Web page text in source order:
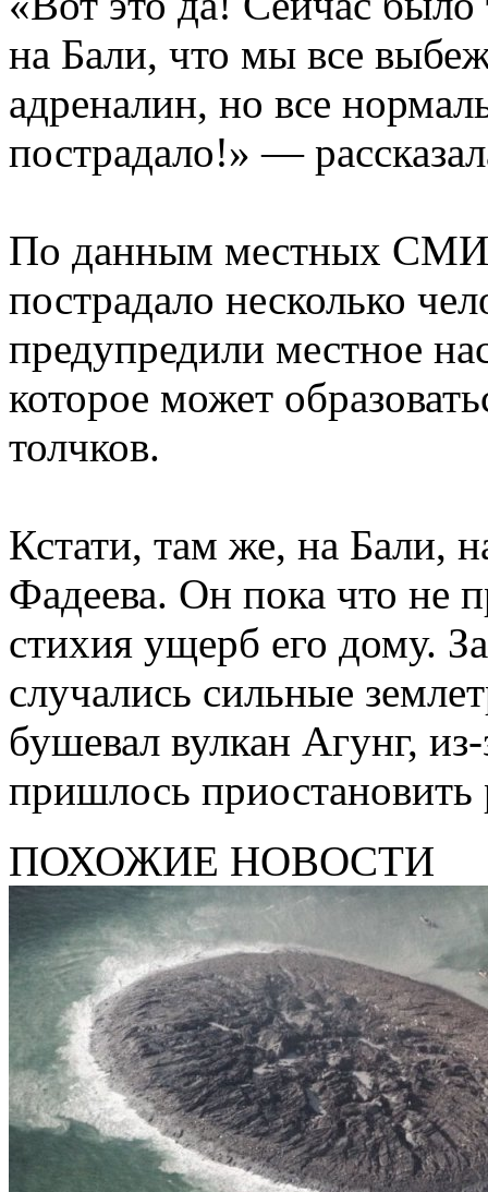
на Бали, что мы все
адреналин, но все
пострадало!» —
По данным местных СМИ,
пострадало несколько
предупредили местное
которое может
толчков.
Кстати, там же, на Бали,
Фадеева. Он пока что не
стихия ущерб его дому.
случались сильные
бушевал вулкан Агунг,
пришлось приостановить
ПОХОЖИЕ НОВОСТИ